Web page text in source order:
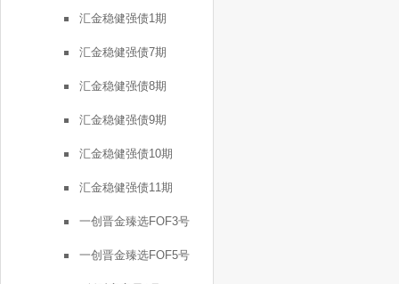
汇金稳健强债1期
汇金稳健强债7期
汇金稳健强债8期
汇金稳健强债9期
汇金稳健强债10期
汇金稳健强债11期
一创晋金臻选FOF3号
一创晋金臻选FOF5号